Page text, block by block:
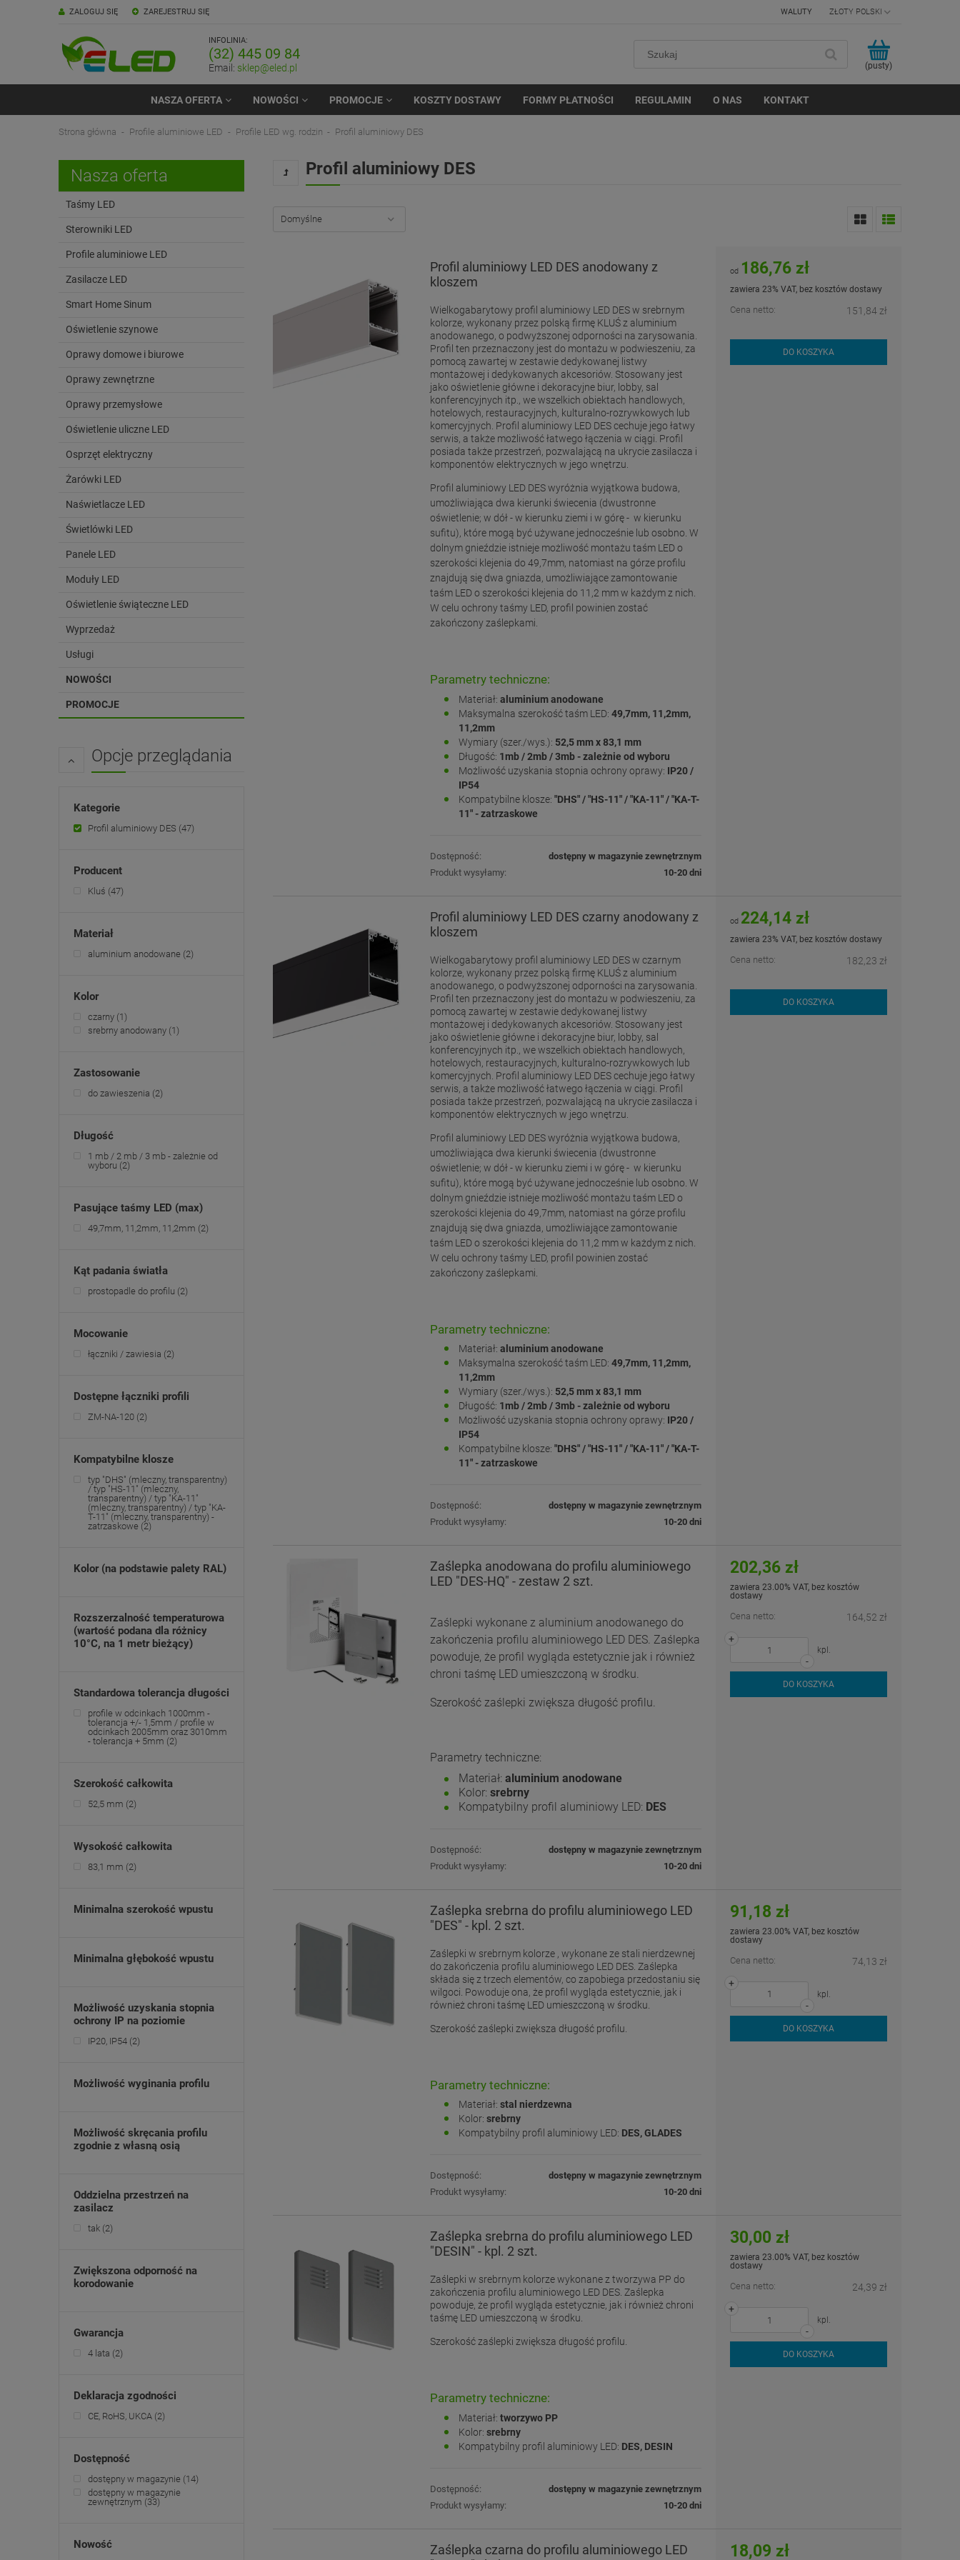
ZAREJESTRUJ SIĘ
ZALOGUJ SIĘ WALUTY
INFOLINIA:
(32) 445 09 84
Email: sklep@eled.pl (pusty)
NASZA OFERTA NOWOŚCI PROMOCJE KOSZTY DOSTAWY FORMY PŁATNOŚCI REGULAMIN O NAS KONTAKT
Strona główna Profile aluminiowe LED Profile LED wg. rodzin Profil aluminiowy DES
Nasza oferta
Taśmy LED
Sterowniki LED
Profile aluminiowe LED
Zasilacze LED
Smart Home Sinum
Oświetlenie szynowe
Oprawy domowe i biurowe
Oprawy zewnętrzne
Oprawy przemysłowe
Oświetlenie uliczne LED
Osprzęt elektryczny
Żarówki LED
Naświetlacze LED
Świetlówki LED
Panele LED
Moduły LED
Oświetlenie świąteczne LED
Wyprzedaż
Usługi
NOWOŚCI
PROMOCJE
Opcje przeglądania
Kategorie
Profil aluminiowy DES (47)
Producent
Kluś (47)
Materiał
aluminium anodowane (2)
Kolor
czarny (1)
srebrny anodowany (1)
Zastosowanie
do zawieszenia (2)
Długość
1 mb / 2 mb / 3 mb - zależnie od
wyboru (2)
Pasujące taśmy LED (max)
49,7mm, 11,2mm, 11,2mm (2)
Kąt padania światła
prostopadle do profilu (2)
Mocowanie
łączniki / zawiesia (2)
Dostępne łączniki profili
ZM-NA-120 (2)
Kompatybilne klosze
typ "DHS" (mleczny, transparentny)
/ typ "HS-11" (mleczny,
transparentny) / typ "KA-11"
(mleczny, transparentny) / typ "KA-
T-11" (mleczny, transparentny) -
zatrzaskowe (2)
Kolor (na podstawie palety RAL)
Rozszerzalność temperaturowa
(wartość podana dla różnicy
10°C, na 1 metr bieżący)
Standardowa tolerancja długości
profile w odcinkach 1000mm -
tolerancja +/- 1,5mm / profile w
odcinkach 2005mm oraz 3010mm
- tolerancja + 5mm (2)
Szerokość całkowita
52,5 mm (2)
Wysokość całkowita
83,1 mm (2)
Minimalna szerokość wpustu
Minimalna głębokość wpustu
Możliwość uzyskania stopnia
ochrony IP na poziomie
IP20, IP54 (2)
Możliwość wyginania profilu
Możliwość skręcania profilu
zgodnie z własną osią
Oddzielna przestrzeń na
zasilacz
tak (2)
Zwiększona odporność na
korodowanie
Gwarancja
4 lata (2)
Deklaracja zgodności
CE, RoHS, UKCA (2)
Dostępność
dostępny w magazynie (14)
dostępny w magazynie
zewnętrznym (33)
Nowość
Profil aluminiowy DES
Profil aluminiowy LED DES anodowany z
kloszem
Wielkogabarytowy profil aluminiowy LED DES w srebrnym
kolorze, wykonany przez polską firmę KLUŚ z aluminium
anodowanego, o podwyższonej odporności na zarysowania.
Profil ten przeznaczony jest do montażu w podwieszeniu, za
pomocą zawartej w zestawie dedykowanej listwy
montażowej i dedykowanych akcesoriów. Stosowany jest
jako oświetlenie główne i dekoracyjne biur, lobby, sal
konferencyjnych itp., we wszelkich obiektach handlowych,
hotelowych, restauracyjnych, kulturalno-rozrywkowych lub
komercyjnych. Profil aluminiowy LED DES cechuje jego łatwy
serwis, a także możliwość łatwego łączenia w ciągi. Profil
posiada także przestrzeń, pozwalającą na ukrycie zasilacza i
komponentów elektrycznych w jego wnętrzu.
Profil aluminiowy LED DES wyróżnia wyjątkowa budowa,
umożliwiająca dwa kierunki świecenia (dwustronne
oświetlenie; w dół - w kierunku ziemi i w górę - w kierunku
sufitu), które mogą być używane jednocześnie lub osobno. W
dolnym gnieździe istnieje możliwość montażu taśm LED o
szerokości klejenia do 49,7mm, natomiast na górze profilu
znajdują się dwa gniazda, umożliwiające zamontowanie
taśm LED o szerokości klejenia do 11,2 mm w każdym z nich.
W celu ochrony taśmy LED, profil powinien zostać
zakończony zaślepkami.
Parametry techniczne:
Materiał: aluminium anodowane
Maksymalna szerokość taśm LED: 49,7mm, 11,2mm,
11,2mm
Wymiary (szer./wys.): 52,5 mm x 83,1 mm
Długość: 1mb / 2mb / 3mb - zależnie od wyboru
Możliwość uzyskania stopnia ochrony oprawy: IP20 /
IP54
Kompatybilne klosze: "DHS" / "HS-11" / "KA-11" / "KA-T-
11" - zatrzaskowe
Dostępność:
dostępny w magazynie zewnętrznym
Produkt wysyłamy:
10-20 dni
od 186,76 zł
zawiera 23% VAT, bez kosztów dostawy
Cena netto: 151,84 zł
DO KOSZYKA
Profil aluminiowy LED DES czarny anodowany z
kloszem
Wielkogabarytowy profil aluminiowy LED DES w czarnym
kolorze, wykonany przez polską firmę KLUŚ z aluminium
anodowanego, o podwyższonej odporności na zarysowania.
Profil ten przeznaczony jest do montażu w podwieszeniu, za
pomocą zawartej w zestawie dedykowanej listwy
montażowej i dedykowanych akcesoriów. Stosowany jest
jako oświetlenie główne i dekoracyjne biur, lobby, sal
konferencyjnych itp., we wszelkich obiektach handlowych,
hotelowych, restauracyjnych, kulturalno-rozrywkowych lub
komercyjnych. Profil aluminiowy LED DES cechuje jego łatwy
serwis, a także możliwość łatwego łączenia w ciągi. Profil
posiada także przestrzeń, pozwalającą na ukrycie zasilacza i
komponentów elektrycznych w jego wnętrzu.
Profil aluminiowy LED DES wyróżnia wyjątkowa budowa,
umożliwiająca dwa kierunki świecenia (dwustronne
oświetlenie; w dół - w kierunku ziemi i w górę - w kierunku
sufitu), które mogą być używane jednocześnie lub osobno. W
dolnym gnieździe istnieje możliwość montażu taśm LED o
szerokości klejenia do 49,7mm, natomiast na górze profilu
znajdują się dwa gniazda, umożliwiające zamontowanie
taśm LED o szerokości klejenia do 11,2 mm w każdym z nich.
W celu ochrony taśmy LED, profil powinien zostać
zakończony zaślepkami.
Parametry techniczne:
Materiał: aluminium anodowane
Maksymalna szerokość taśm LED: 49,7mm, 11,2mm,
11,2mm
Wymiary (szer./wys.): 52,5 mm x 83,1 mm
Długość: 1mb / 2mb / 3mb - zależnie od wyboru
Możliwość uzyskania stopnia ochrony oprawy: IP20 /
IP54
Kompatybilne klosze: "DHS" / "HS-11" / "KA-11" / "KA-T-
11" - zatrzaskowe
Dostępność:
dostępny w magazynie zewnętrznym
Produkt wysyłamy:
10-20 dni
od 224,14 zł
zawiera 23% VAT, bez kosztów dostawy
Cena netto: 182,23 zł
DO KOSZYKA
Zaślepka anodowana do profilu aluminiowego
LED "DES-HQ" - zestaw 2 szt.
Zaślepki wykonane z aluminium anodowanego do
zakończenia profilu aluminiowego LED DES. Zaślepka
powoduje, że profil wygląda estetycznie jak i również
chroni taśmę LED umieszczoną w środku.
Szerokość zaślepki zwiększa długość profilu.
Parametry techniczne:
Materiał: aluminium anodowane
Kolor: srebrny
Kompatybilny profil aluminiowy LED: DES
Dostępność:
dostępny w magazynie zewnętrznym
Produkt wysyłamy:
10-20 dni
202,36 zł
zawiera 23.00% VAT, bez kosztów
dostawy
Cena netto: 164,52 zł
-
+
kpl.
DO KOSZYKA
Zaślepka srebrna do profilu aluminiowego LED
"DES" - kpl. 2 szt.
Zaślepki w srebrnym kolorze , wykonane ze stali nierdzewnej
do zakończenia profilu aluminiowego LED DES. Zaślepka
składa się z trzech elementów, co zapobiega przedostaniu się
wilgoci. Powoduje ona, że profil wygląda estetycznie, jak i
również chroni taśmę LED umieszczoną w środku.
Szerokość zaślepki zwiększa długość profilu.
Parametry techniczne:
Materiał: stal nierdzewna
Kolor: srebrny
Kompatybilny profil aluminiowy LED: DES, GLADES
Dostępność:
dostępny w magazynie zewnętrznym
Produkt wysyłamy:
10-20 dni
91,18 zł
zawiera 23.00% VAT, bez kosztów
dostawy
Cena netto: 74,13 zł
-
+
kpl.
DO KOSZYKA
Zaślepka srebrna do profilu aluminiowego LED
"DESIN" - kpl. 2 szt.
Zaślepki w srebrnym kolorze wykonane z tworzywa PP do
zakończenia profilu aluminiowego LED DES. Zaślepka
powoduje, że profil wygląda estetycznie, jak i również chroni
taśmę LED umieszczoną w środku.
Szerokość zaślepki zwiększa długość profilu.
Parametry techniczne:
Materiał: tworzywo PP
Kolor: srebrny
Kompatybilny profil aluminiowy LED: DES, DESIN
Dostępność:
dostępny w magazynie zewnętrznym
Produkt wysyłamy:
10-20 dni
30,00 zł
zawiera 23.00% VAT, bez kosztów
dostawy
Cena netto: 24,39 zł
-
+
kpl.
DO KOSZYKA
Zaślepka czarna do profilu aluminiowego LED
18,09 zł